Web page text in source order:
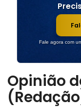
Fale agora com
Opinião